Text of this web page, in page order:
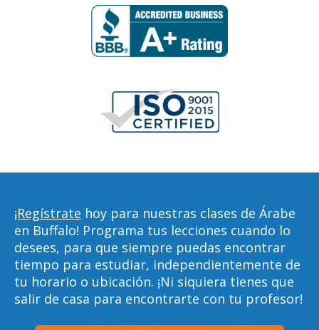
¡Regístrate hoy para nuestras clases de Árabe
en Buffalo! Programa tus lecciones cuando lo
desees, para que siempre puedas encontrar
tiempo para estudiar, independientemente de
tu horario o ubicación. ¡Ni siquiera tienes que
salir de casa para encontrarte con tu profesor!